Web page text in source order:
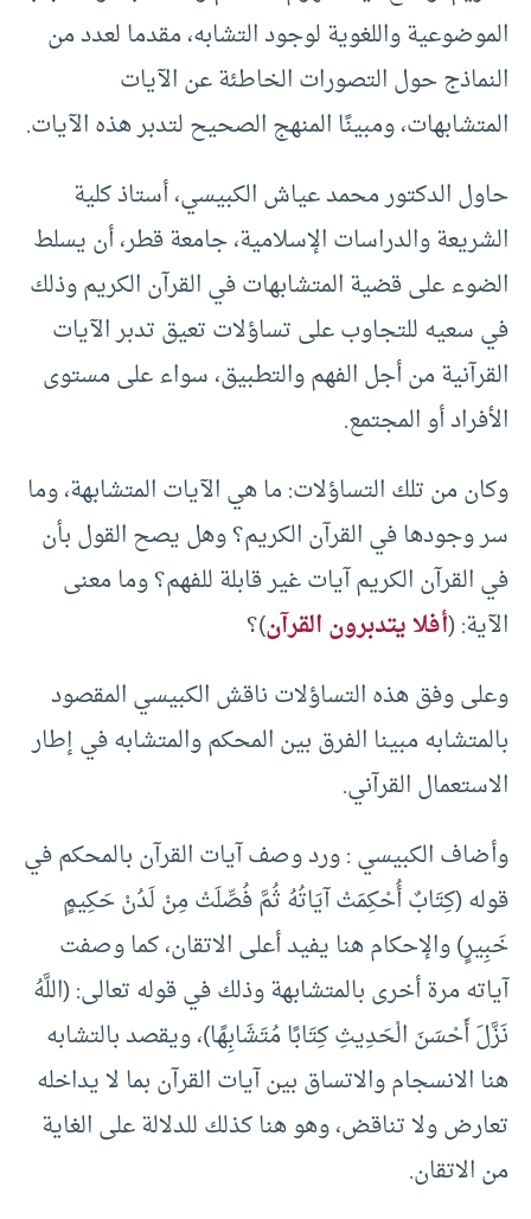
الموضوعية واللغوية لوجود التشابه، مقدما لعدد من
النماذج حول التصورات الخاطئة عن الآيات
المتشابهات، ومبينًا المنهج الصحيح لتدبر هذه الآيات.
حاول الدكتور محمد عياش الكبيسي، أستاذ كلية
الشريعة والدراسات الإسلامية، جامعة قطر، أن يسلط
الضوء على قضية المتشابهات في القرآن الكريم وذلك
في سعيه للتجاوب على تساؤلات تعيق تدبر الآيات
القرآنية من أجل الفهم والتطبيق، سواء على مستوى
الأفراد أو المجتمع.
وكان من تلك التساؤلات: ما هي الآيات المتشابهة، وما
سر وجودها في القرآن الكريم؟ وهل يصح القول بأن
في القرآن الكريم آيات غير قابلة للفهم؟ وما معنى
الآية: (أفلا يتدبرون القرآن)؟
وعلى وفق هذه التساؤلات ناقش الكبيسي المقصود
بالمتشابه مبينا الفرق بين المحكم والمتشابه في إطار
الاستعمال القرآني.
وأضاف الكبيسي : ورد وصف آيات القرآن بالمحكم في
قوله (كِتَابٌ أُحْكِمَتْ آيَاتُهُ ثُمَّ فُصِّلَتْ مِنْ لَدُنْ حَكِيمٍ
خَبِيرٍ) والإحكام هنا يفيد أعلى الاتقان، كما وصفت
آياته مرة أخرى بالمتشابهة وذلك في قوله تعالى: (اللَّهُ
نَزَّلَ أَحْسَنَ الْحَدِيثِ كِتَابًا مُتَشَابِهًا)، ويقصد بالتشابه
هنا الانسجام والاتساق بين آيات القرآن بما لا يداخله
تعارض ولا تناقض، وهو هنا كذلك للدلالة على الغاية
من الاتقان.